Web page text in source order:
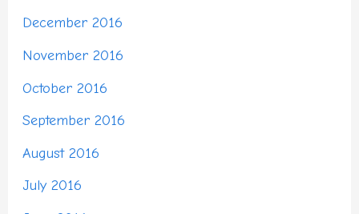
December 2016
November 2016
October 2016
September 2016
August 2016
July 2016